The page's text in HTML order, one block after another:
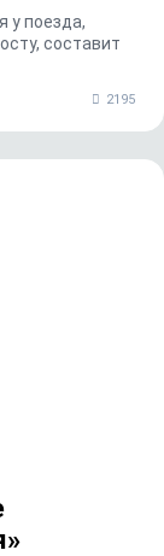
у поезда,
составит
2195